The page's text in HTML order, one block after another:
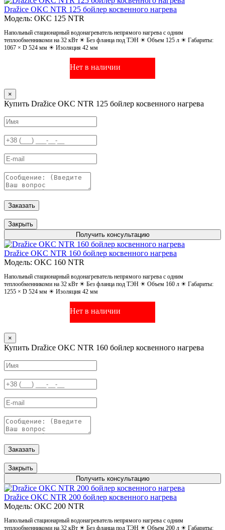
Dražice OKC NTR 125 бойлер косвенного нагрева
Модель: OKC 125 NTR
Напольный стационарный водонагреватель непрямого нагрева с одним
теплообменникоми на 32 кВт ☀ Без фланца под ТЭН ☀ Объем 125 л ☀ Габариты:
1067 × D 524 мм ☀ Изоляция 42 мм
Нет в наличии
×
Купить Dražice OKC NTR 125 бойлер косвенного нагрева
Заказать
Закрыть
Получить консультацию
Dražice OKC NTR 160 бойлер косвенного нагрева
Модель: OKC 160 NTR
Напольный стационарный водонагреватель непрямого нагрева с одним
теплообменникоми на 32 кВт ☀ Без фланца под ТЭН ☀ Объем 160 л ☀ Габариты:
1255 × D 524 мм ☀ Изоляция 42 мм
Нет в наличии
×
Купить Dražice OKC NTR 160 бойлер косвенного нагрева
Заказать
Закрыть
Получить консультацию
Dražice OKC NTR 200 бойлер косвенного нагрева
Модель: OKC 200 NTR
Напольный стационарный водонагреватель непрямого нагрева с одним
теплообменникоми на 32 кВт ☀ Без фланца под ТЭН ☀ Объем 200 л ☀ Габариты: